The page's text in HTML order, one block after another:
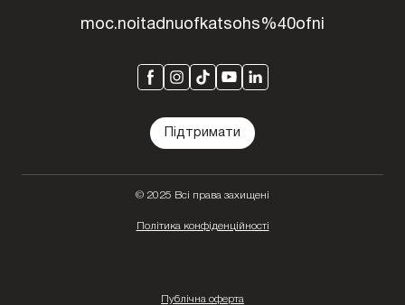
moc.noitadnuofkatsohs%40ofni
Підтримати
© 2025 Всі права захищені
Політика конфіденційності
Публічна оферта